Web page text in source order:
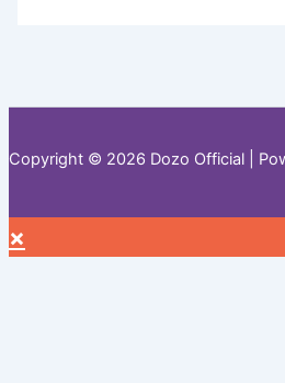
Copyright © 2026 Dozo Official |
×